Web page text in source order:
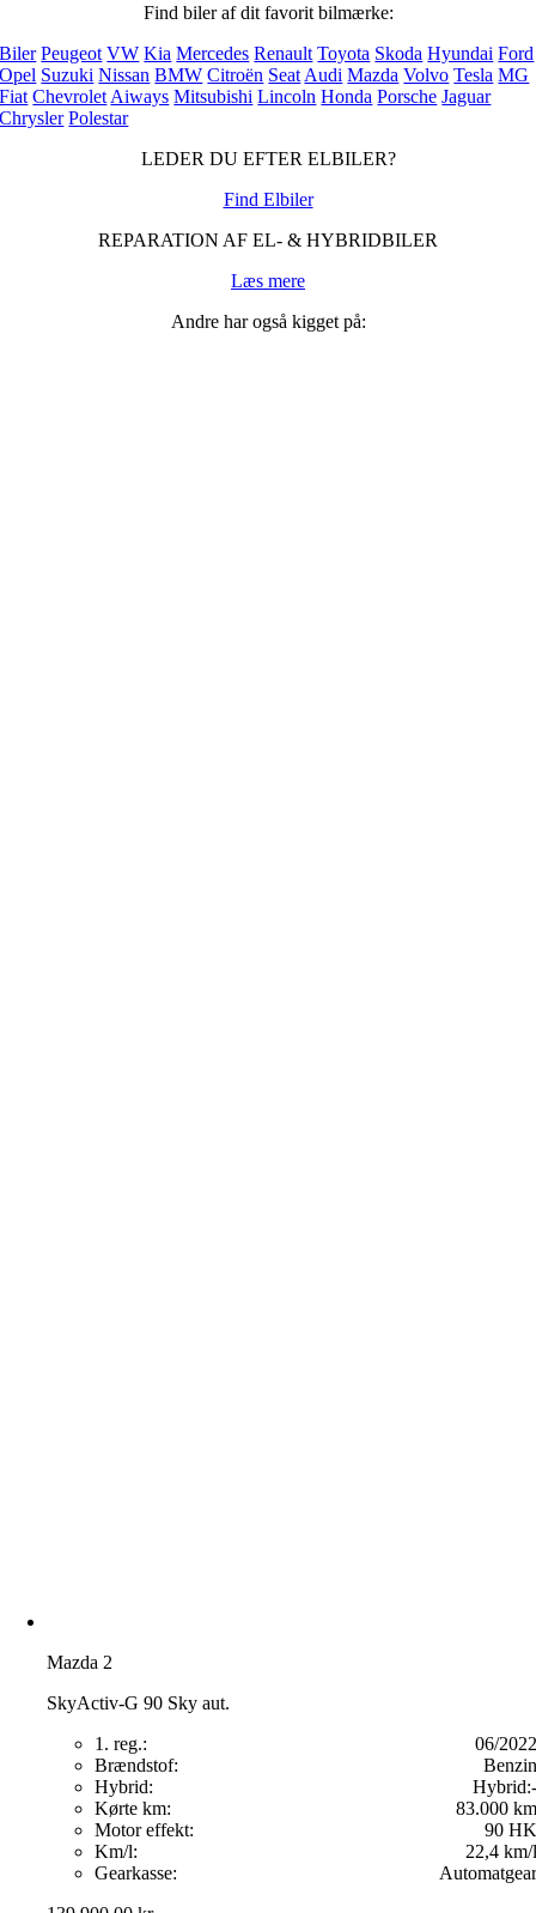
Find biler af dit favorit bilmærke:
Biler Peugeot VW Kia Mercedes Renault Toyota Skoda Hyundai Ford
Opel Suzuki Nissan BMW Citroën Seat Audi Mazda Volvo Tesla MG
Fiat Chevrolet Aiways Mitsubishi Lincoln Honda Porsche Jaguar
Chrysler Polestar
LEDER DU EFTER ELBILER?
Find Elbiler
REPARATION AF EL- & HYBRIDBILER
Læs mere
Andre har også kigget på:
Mazda 2
SkyActiv-G 90 Sky aut.
1. reg.:
06/2022
Brændstof:
Benzin
Hybrid:
Hybrid:-
Kørte km:
83.000 km
Motor effekt:
90 HK
Km/l:
22,4 km/l
Gearkasse:
Automatgear